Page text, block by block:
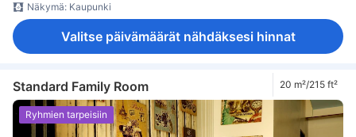
Näkymä: Kaupunki
Valitse päivämäärät nähdäksesi hinnat
Standard Family Room 20 m²/215 ft²
Ryhmien tarpeisiin